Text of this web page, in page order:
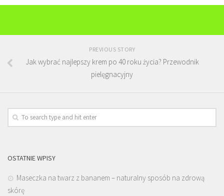
PREVIOUS STORY
Jak wybrać najlepszy krem po 40 roku życia? Przewodnik
pielęgnacyjny
OSTATNIE WPISY
Maseczka na twarz z bananem – naturalny sposób na zdrową
skórę